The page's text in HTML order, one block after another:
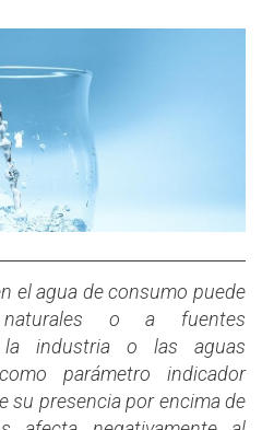
el agua de consumo puede
o a fuentes
la industria o las aguas
parámetro indicador
su presencia por encima de